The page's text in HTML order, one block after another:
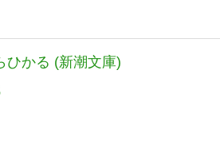
ひかる (新潮文庫)